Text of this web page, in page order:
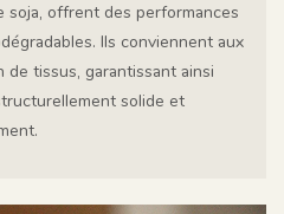
soja, offrent des performances
Ils conviennent aux
tissus, garantissant ainsi
solide et